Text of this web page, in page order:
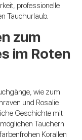
professionelle
Tauchurlaub.
zum
im Roten
wie zum
und Rosalie
Geschichte mit
Tauchern
Korallen